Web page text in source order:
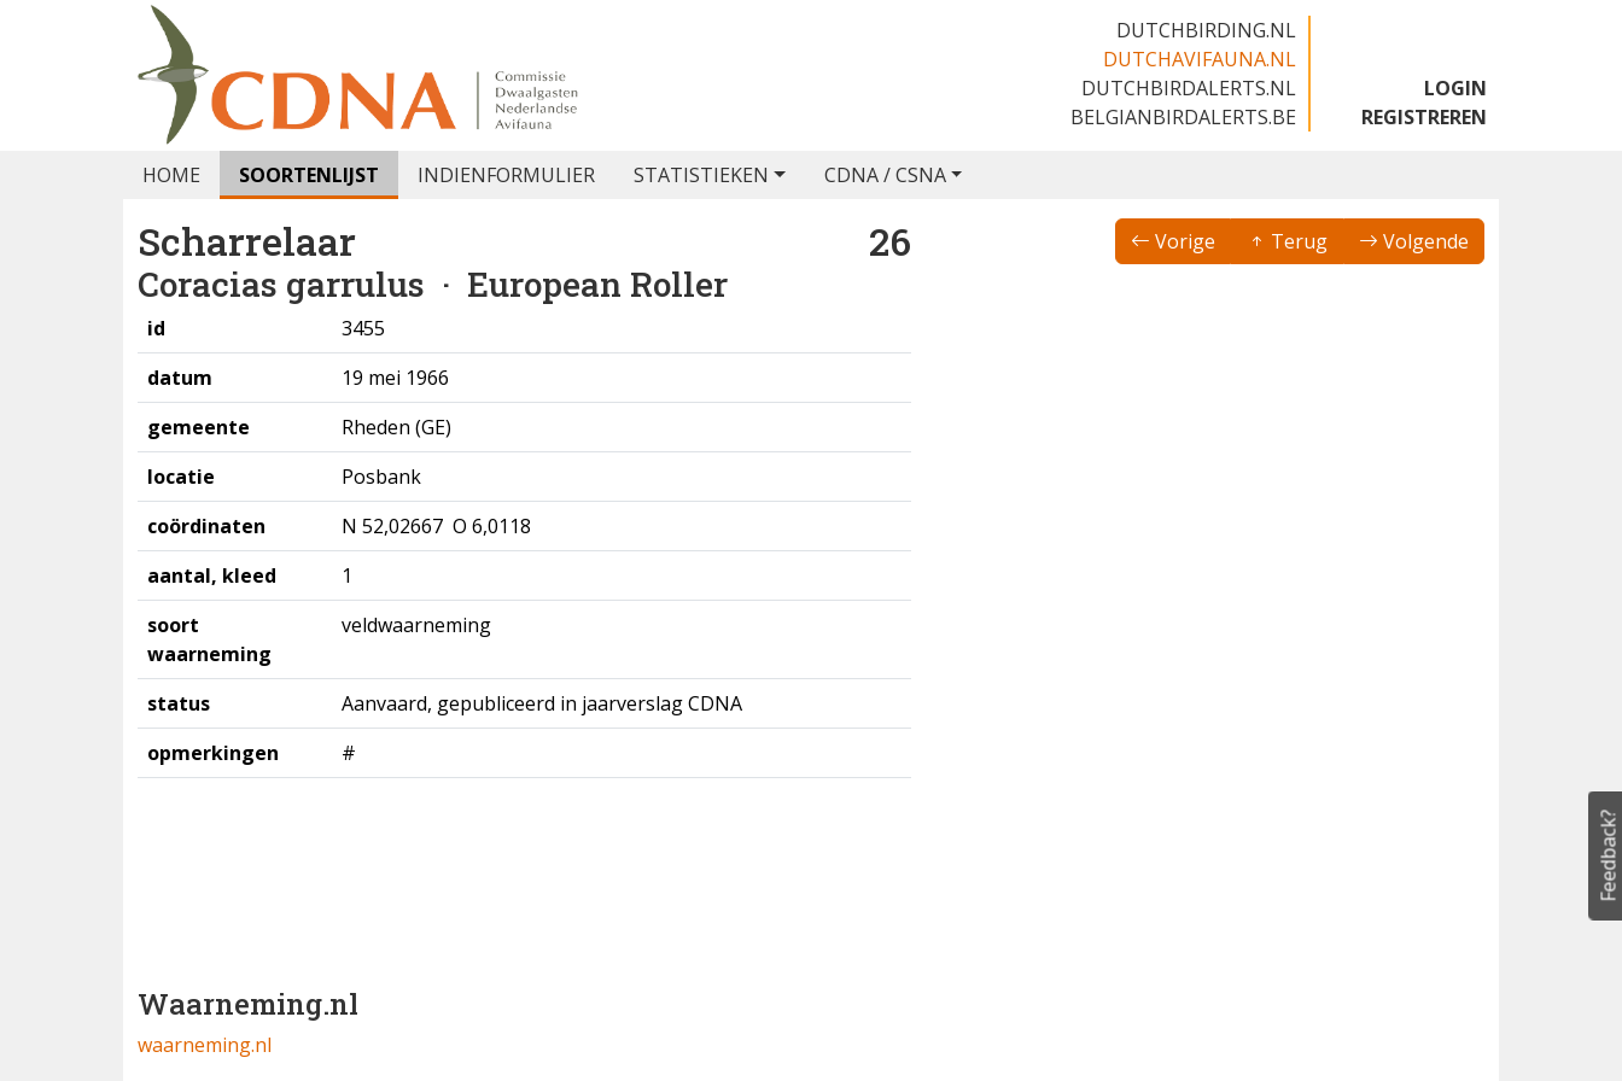
DUTCHBIRDING.NL
DUTCHAVIFAUNA.NL
DUTCHBIRDALERTS.NL
BELGIANBIRDALERTS.BE
LOGIN
REGISTREREN
HOME SOORTENLIJST INDIENFORMULIER STATISTIEKEN CDNA / CSNA
Scharrelaar 26
Coracias garrulus · European Roller
Vorige Terug Volgende
id
3455
datum
19 mei 1966
gemeente
Rheden (GE)
locatie
Posbank
coördinaten
N 52,02667 O 6,0118
aantal, kleed
1
soort
waarneming
veldwaarneming
status
Aanvaard, gepubliceerd in jaarverslag CDNA
opmerkingen
#
Waarneming.nl
waarneming.nl
Feedback?